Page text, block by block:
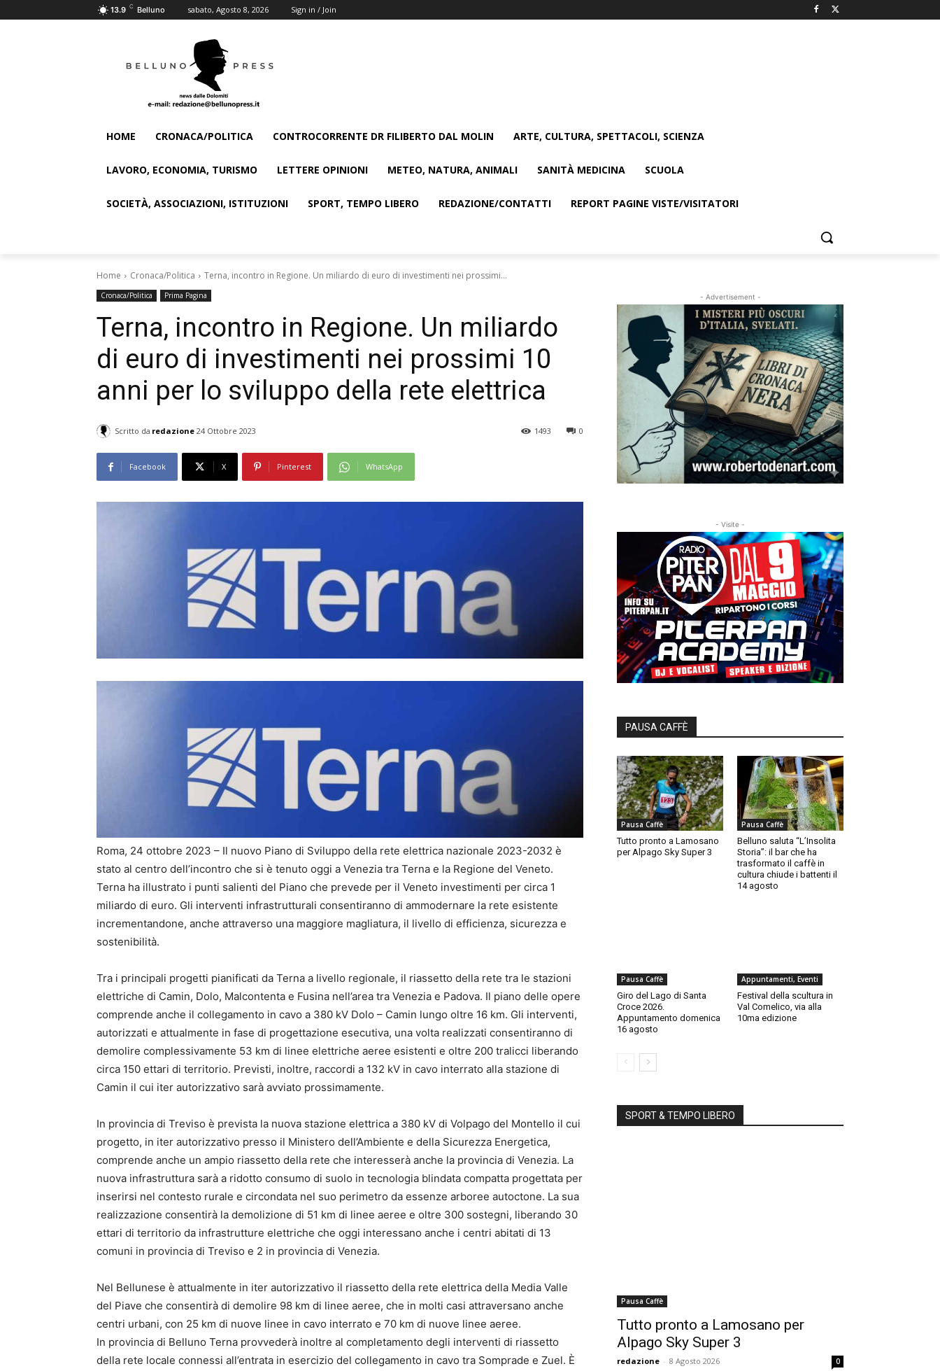
13.9 C Belluno sabato, Agosto 8, 2026 Sign in / Join
HOME CRONACA/POLITICA CONTROCORRENTE DR FILIBERTO DAL MOLIN ARTE, CULTURA, SPETTACOLI, SCIENZA
LAVORO, ECONOMIA, TURISMO LETTERE OPINIONI METEO, NATURA, ANIMALI SANITÀ MEDICINA SCUOLA
SOCIETÀ, ASSOCIAZIONI, ISTITUZIONI SPORT, TEMPO LIBERO REDAZIONE/CONTATTI REPORT PAGINE VISTE/VISITATORI
Home Cronaca/Politica Terna, incontro in Regione. Un miliardo di euro di investimenti nei prossimi...
Cronaca/Politica Prima Pagina
Terna, incontro in Regione. Un miliardo
di euro di investimenti nei prossimi 10
anni per lo sviluppo della rete elettrica
Scritto da redazione 24 Ottobre 2023 0
1493
Facebook X Pinterest WhatsApp
Roma, 24 ottobre 2023 – Il nuovo Piano di Sviluppo della rete elettrica nazionale 2023-2032 è
stato al centro dell’incontro che si è tenuto oggi a Venezia tra Terna e la Regione del Veneto.
Terna ha illustrato i punti salienti del Piano che prevede per il Veneto investimenti per circa 1
miliardo di euro. Gli interventi infrastrutturali consentiranno di ammodernare la rete esistente
incrementandone, anche attraverso una maggiore magliatura, il livello di efficienza, sicurezza e
sostenibilità.
Tra i principali progetti pianificati da Terna a livello regionale, il riassetto della rete tra le stazioni
elettriche di Camin, Dolo, Malcontenta e Fusina nell’area tra Venezia e Padova. Il piano delle opere
comprende anche il collegamento in cavo a 380 kV Dolo – Camin lungo oltre 16 km. Gli interventi,
autorizzati e attualmente in fase di progettazione esecutiva, una volta realizzati consentiranno di
demolire complessivamente 53 km di linee elettriche aeree esistenti e oltre 200 tralicci liberando
circa 150 ettari di territorio. Previsti, inoltre, raccordi a 132 kV in cavo interrato alla stazione di
Camin il cui iter autorizzativo sarà avviato prossimamente.
In provincia di Treviso è prevista la nuova stazione elettrica a 380 kV di Volpago del Montello il cui
progetto, in iter autorizzativo presso il Ministero dell’Ambiente e della Sicurezza Energetica,
comprende anche un ampio riassetto della rete che interesserà anche la provincia di Venezia. La
nuova infrastruttura sarà a ridotto consumo di suolo in tecnologia blindata compatta progettata per
inserirsi nel contesto rurale e circondata nel suo perimetro da essenze arboree autoctone. La sua
realizzazione consentirà la demolizione di 51 km di linee aeree e oltre 300 sostegni, liberando 30
ettari di territorio da infrastrutture elettriche che oggi interessano anche i centri abitati di 13
comuni in provincia di Treviso e 2 in provincia di Venezia.
Nel Bellunese è attualmente in iter autorizzativo il riassetto della rete elettrica della Media Valle
del Piave che consentirà di demolire 98 km di linee aeree, che in molti casi attraversano anche
centri urbani, con 25 km di nuove linee in cavo interrato e 70 km di nuove linee aeree.
In provincia di Belluno Terna provvederà inoltre al completamento degli interventi di riassetto
della rete locale connessi all’entrata in esercizio del collegamento in cavo tra Somprade e Zuel. È
- Advertisement -
- Visite -
PAUSA CAFFÈ
Pausa Caffè
Tutto pronto a Lamosano
per Alpago Sky Super 3
Pausa Caffè
Belluno saluta “L’Insolita
Storia”: il bar che ha
trasformato il caffè in
cultura chiude i battenti il
14 agosto
Pausa Caffè
Giro del Lago di Santa
Croce 2026.
Appuntamento domenica
16 agosto
Appuntamenti, Eventi
Festival della scultura in
Val Comelico, via alla
10ma edizione
SPORT & TEMPO LIBERO
Pausa Caffè
Tutto pronto a Lamosano per
Alpago Sky Super 3
redazione - 8 Agosto 2026 0